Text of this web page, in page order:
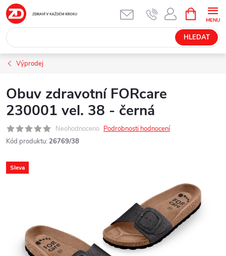
Přejít
na
obsah
HLEDAT
NÁKUPNÍ
KOŠÍK
Výprodej
Obuv zdravotní FORcare
230001 vel. 38 - černá
Neohodnoceno Podrobnosti hodnocení
Kód produktu: 26769/38
Sleva